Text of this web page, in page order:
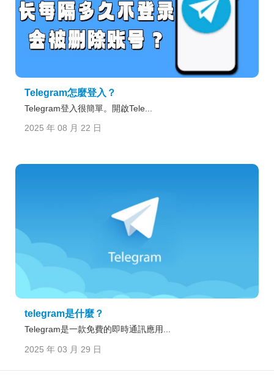
Telegram怎麼登入？
Telegram登入很簡單。開啟Tele...
2025 年 08 月 22 日
telegram是什麼？
Telegram是一款免費的即時通訊應用...
2025 年 03 月 29 日